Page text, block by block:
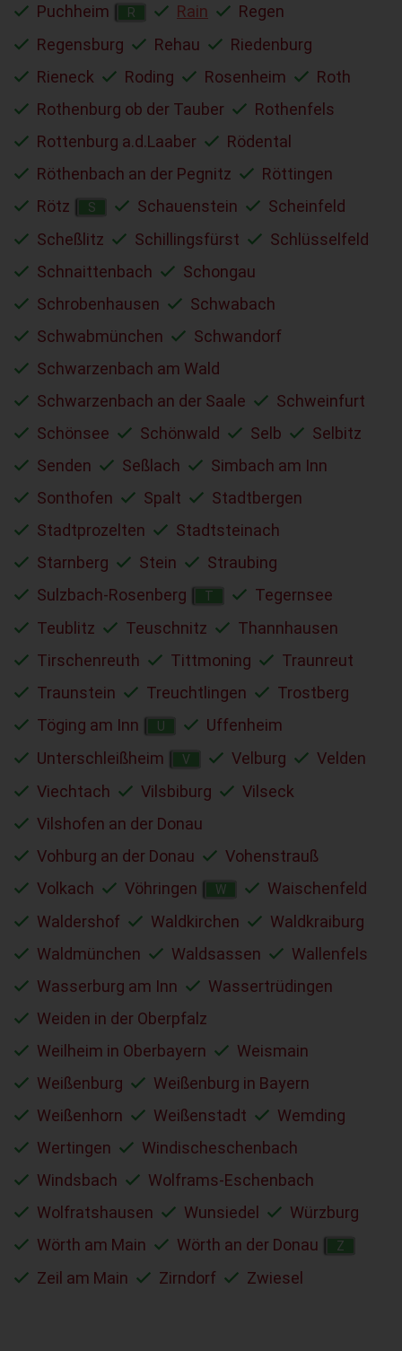
Puchheim
R Rain
Regen
Regensburg
Rehau
Riedenburg
Rieneck
Roding Rosenheim
Roth
Rothenburg ob der Tauber
Rothenfels
Rottenburg a.d.Laaber
Rödental
Röthenbach an der Pegnitz
Röttingen
Rötz
S Schauenstein
Scheinfeld
Scheßlitz
Schillingsfürst
Schlüsselfeld
Schnaittenbach
Schongau
Schrobenhausen
Schwabach
Schwabmünchen
Schwandorf
Schwarzenbach am Wald
Schwarzenbach an der Saale
Schweinfurt
Schönsee
Schönwald Selb
Selbitz
Senden
Seßlach
Simbach am Inn
Sonthofen
Spalt
Stadtbergen
Stadtprozelten
Stadtsteinach
Starnberg
Stein
Straubing
Sulzbach-Rosenberg
T
Tegernsee
Teublitz
Teuschnitz
Thannhausen
Tirschenreuth
Tittmoning
Traunreut
Traunstein
Treuchtlingen
Trostberg
Töging am Inn
U
Uffenheim
Unterschleißheim
V Velburg
Velden
Viechtach
Vilsbiburg
Vilseck
Vilshofen an der Donau
Vohburg an der Donau
Vohenstrauß
Volkach
Vöhringen W
Waischenfeld
Waldershof
Waldkirchen
Waldkraiburg
Waldmünchen
Waldsassen
Wallenfels
Wasserburg am Inn
Wassertrüdingen
Weiden in der Oberpfalz
Weilheim in Oberbayern
Weismain
Weißenburg
Weißenburg in Bayern
Weißenhorn
Weißenstadt
Wemding
Wertingen
Windischeschenbach
Windsbach
Wolframs-Eschenbach
Wolfratshausen
Wunsiedel
Würzburg
Wörth am Main
Wörth an der Donau Z
Zeil am Main Zirndorf Zwiesel